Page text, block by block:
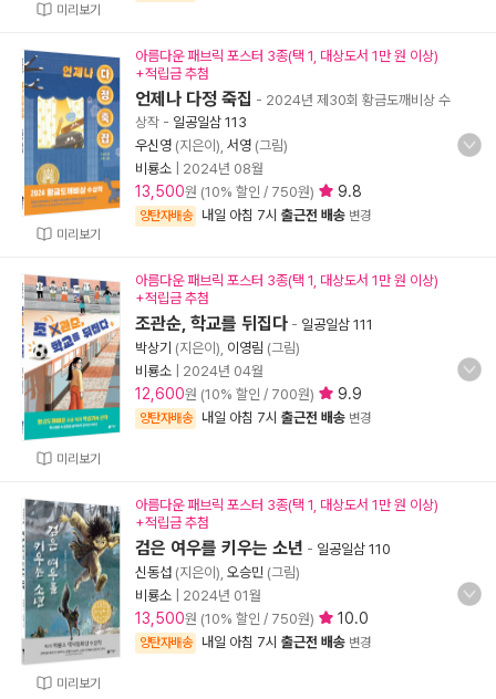
미리보기
미리보기
아름다운 패브릭 포스터 3종(택 1, 대상도서 1만 원 이상)
+적립금 추첨
언제나 다정 죽집 - 2024년 제30회 황금도깨비상 수
상작 - 일공일삼 113
우신영 (지은이), 서영 (그림)
비룡소
2024년 08월
13,500원 (10% 할인 / 750원) 9.8
양탄자배송 내일 아침 7시 출근전 배송 변경
미리보기
아름다운 패브릭 포스터 3종(택 1, 대상도서 1만 원 이상)
+적립금 추첨
조관순, 학교를 뒤집다 - 일공일삼 111
박상기 (지은이), 이영림 (그림)
비룡소
2024년 04월
12,600원 (10% 할인 / 700원) 9.9
양탄자배송 내일 아침 7시 출근전 배송 변경
미리보기
아름다운 패브릭 포스터 3종(택 1, 대상도서 1만 원 이상)
+적립금 추첨
검은 여우를 키우는 소년 - 일공일삼 110
신동섭 (지은이), 오승민 (그림)
비룡소
2024년 01월
13,500원 (10% 할인 / 750원) 10.0
양탄자배송 내일 아침 7시 출근전 배송 변경